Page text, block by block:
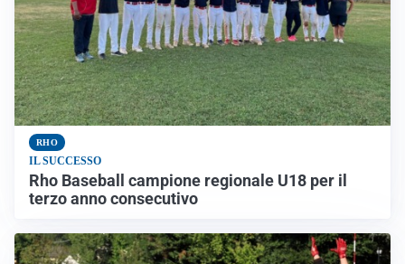
RHO
IL SUCCESSO
Rho Baseball campione regionale U18 per il
terzo anno consecutivo